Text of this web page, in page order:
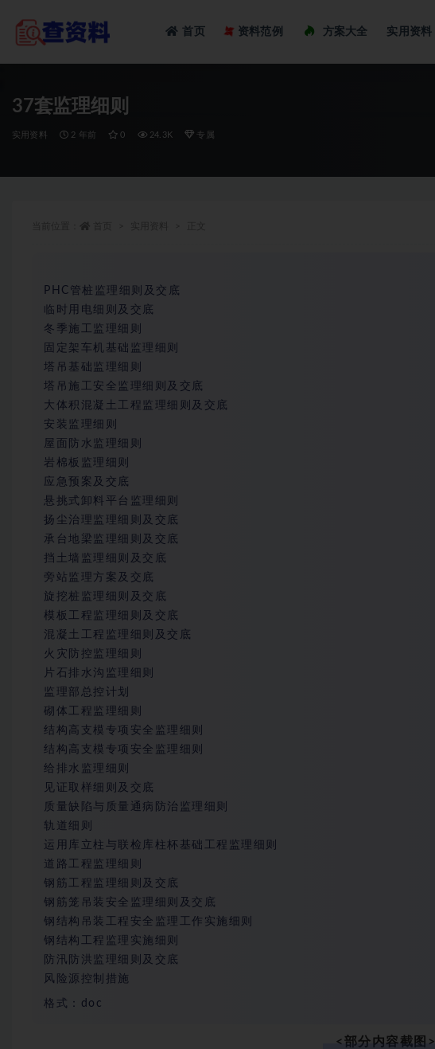
首页 资料范例 Loading…
方案大全 实用资料
37套监理细则
实用资料 2 年前 0 24.3K 专属
PHC管桩监理细则及交底
临时用电细则及交底
冬季施工监理细则
固定架车机基础监理细则
塔吊基础监理细则
塔吊施工安全监理细则及交底
大体积混凝土工程监理细则及交底
安装监理细则
屋面防水监理细则
岩棉板监理细则
应急预案及交底
悬挑式卸料平台监理细则
扬尘治理监理细则及交底
承台地梁监理细则及交底
挡土墙监理细则及交底
旁站监理方案及交底
旋挖桩监理细则及交底
模板工程监理细则及交底
混凝土工程监理细则及交底
火灾防控监理细则
片石排水沟监理细则
监理部总控计划
砌体工程监理细则
结构高支模专项安全监理细则
结构高支模专项安全监理细则
给排水监理细则
见证取样细则及交底
质量缺陷与质量通病防治监理细则
轨道细则
运用库立柱与联检库柱杯基础工程监理细则
道路工程监理细则
钢筋工程监理细则及交底
钢筋笼吊装安全监理细则及交底
钢结构吊装工程安全监理工作实施细则
钢结构工程监理实施细则
防汛防洪监理细则及交底
风险源控制措施
格式：doc
<部分内容截图>